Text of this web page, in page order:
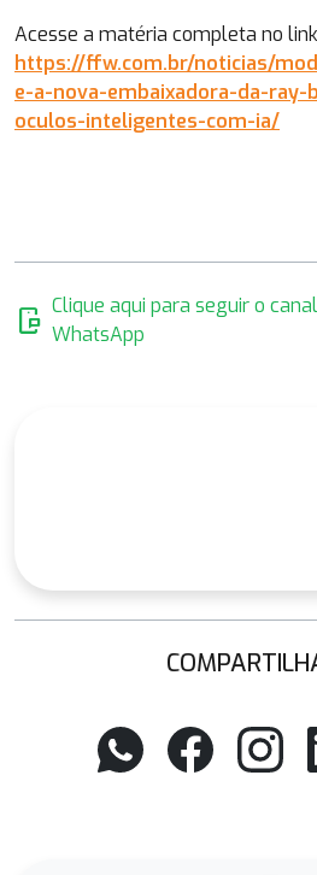
Acesse a matéria completa no
https://ffw.com.br/noticias/
e-a-nova-embaixadora-da-
oculos-inteligentes-com-ia/
mobile_chat Clique aqui para seguir o
WhatsApp